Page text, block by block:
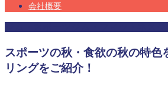
会社概要
スポーツの秋・食欲の秋の特色
リングをご紹介！